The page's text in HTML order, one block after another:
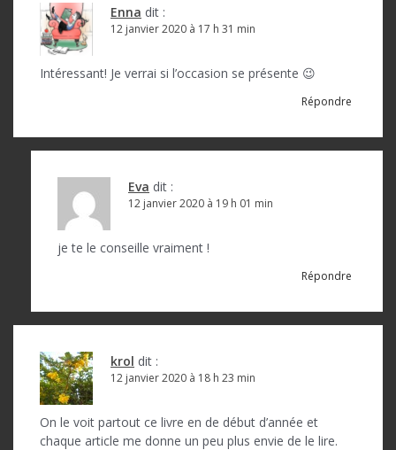
Enna dit :
12 janvier 2020 à 17 h 31 min
Intéressant! Je verrai si l’occasion se présente 😉
Répondre
Eva dit :
12 janvier 2020 à 19 h 01 min
je te le conseille vraiment !
Répondre
krol dit :
12 janvier 2020 à 18 h 23 min
On le voit partout ce livre en de début d’année et
chaque article me donne un peu plus envie de le lire.